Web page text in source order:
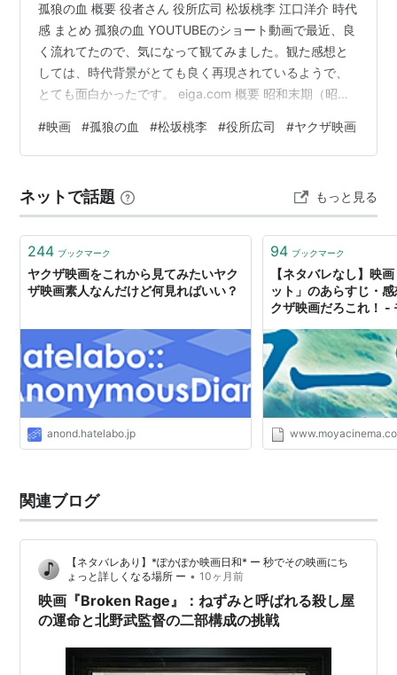
孤狼の血 概要 役者さん 役所広司 松坂桃李 江口洋介 時代
感 まとめ 孤狼の血 YOUTUBEのショート動画で最近、良
く流れてたので、気になって観てみました。観た感想と
しては、時代背景がとても良く再現されているようで、
とても面白かったです。 eiga.com 概要 昭和末期（昭和
です。呉原東署に所属する捜査の為には、違法行為もす
るベテラン刑事と広島県警本部から内偵のために所轄に
クザの抗争を押さえ込むために奮闘します。 役者さん 役
所広司 捜査の為にはヤクザから賄賂をもらったり、違法
行為もするベ…
#映画 #孤狼の血 #松坂桃李 #役所広司 #ヤクザ映画
ネットで話題 もっと見る
244 ブックマーク
ヤクザ映画をこれから見てみたいヤク
ザ映画素人なんだけど何見ればいい？
anond.hatelabo.jp
94 ブックマーク
【ネタバレなし】映
ット」のあらすじ・
クザ映画だろこれ！ -
関連ブログ
【ネタバレあり】*ぽかぽか映画日和* ー 秒でその映画にち
ょっと詳しくなる場所 ー • 10ヶ月前
映画『Broken Rage』：ねずみと呼ばれる殺し屋
の運命と北野武監督の二部構成の挑戦